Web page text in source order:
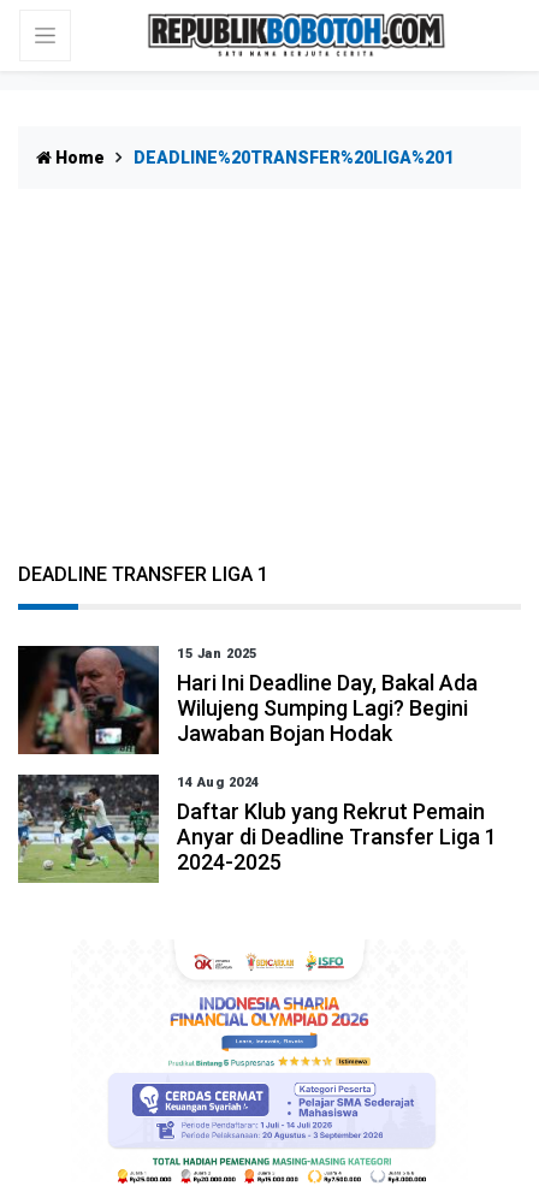
Home DEADLINE%20TRANSFER%20LIGA%201
DEADLINE TRANSFER LIGA 1
15 Jan 2025
Hari Ini Deadline Day, Bakal Ada
Wilujeng Sumping Lagi? Begini
Jawaban Bojan Hodak
14 Aug 2024
Daftar Klub yang Rekrut Pemain
Anyar di Deadline Transfer Liga 1
2024-2025